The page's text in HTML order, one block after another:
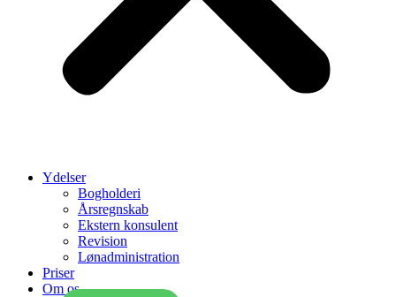
Ydelser
Bogholderi
Årsregnskab
Ekstern konsulent
Revision
Lønadministration
Priser
Om os